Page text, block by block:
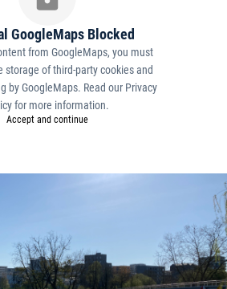
GoogleMaps Blocked
from GoogleMaps, you must
storage of third-party cookies and
by GoogleMaps. Read our Privacy
for more information.
Accept and continue